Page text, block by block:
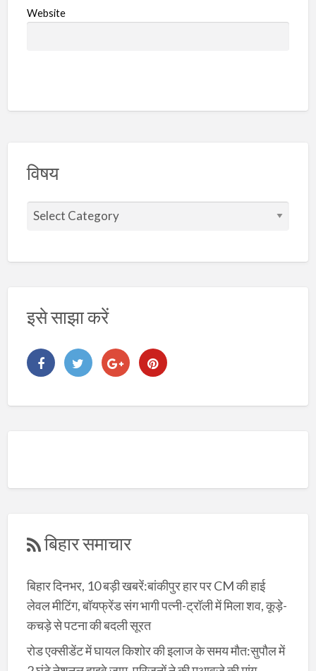
Website
विषय
इसे साझा करें
बिहार समाचार
बिहार दिनभर, 10 बड़ी खबरें:बांकीपुर हार पर CM की हाई
लेवल मीटिंग, बॉयफ्रेंड संग भागी पत्नी-ट्रॉली में मिला शव, कूड़े-
कचड़े से पटना की बदली सूरत
रोड एक्सीडेंट में घायल किशोर की इलाज के समय मौत:सुपौल में